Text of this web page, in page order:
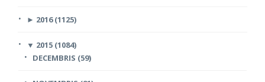
► 2016 (1125)
▼ 2015 (1084)
DECEMBRIS (59)